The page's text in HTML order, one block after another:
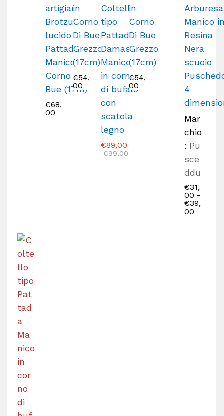
artigianale
Brotzu
lucido
Pattada
Manico in
Corno Di
Bue (17m)
€68,
00
in
Corno
Di Bue
Grezzo
(17cm)
€54,
00
Coltello
tipo
Pattada
Damasco
Manico
in corno
di bufalo
con
scatola
legno
€89,00
€99,00
in
Corno
Di Bue
Grezzo
(17cm)
€54,
00
Arburesa
Manico
Resina
Nera
scuoio
4
Mar
chio
: Pu
sce
ddu
€31,
00 -
€39,
00